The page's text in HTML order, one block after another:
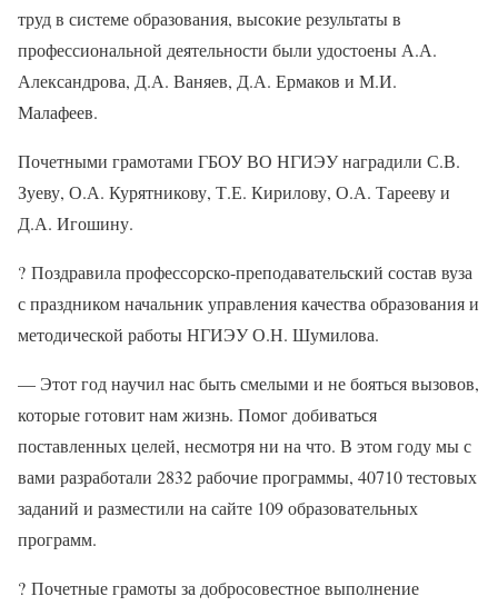
труд в системе образования, высокие результаты в
профессиональной деятельности были удостоены А.А.
Александрова, Д.А. Ваняев, Д.А. Ермаков и М.И.
Малафеев.
Почетными грамотами ГБОУ ВО НГИЭУ наградили С.В.
Зуеву, О.А. Курятникову, Т.Е. Кирилову, О.А. Тарееву и
Д.А. Игошину.
? Поздравила профессорско-преподавательский состав вуза
с праздником начальник управления качества образования и
методической работы НГИЭУ О.Н. Шумилова.
— Этот год научил нас быть смелыми и не бояться вызовов,
которые готовит нам жизнь. Помог добиваться
поставленных целей, несмотря ни на что. В этом году мы с
вами разработали 2832 рабочие программы, 40710 тестовых
заданий и разместили на сайте 109 образовательных
программ.
? Почетные грамоты за добросовестное выполнение